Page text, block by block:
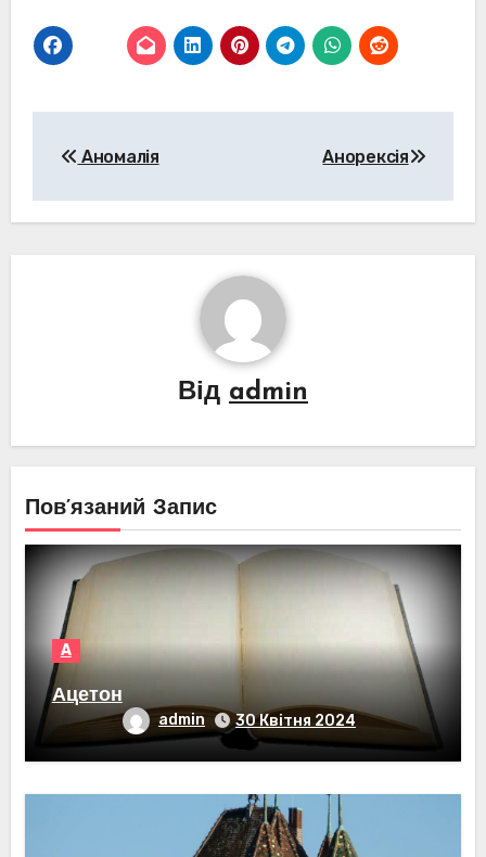
записів
Аномалія Анорексія
Від admin
Пов’язаний Запис
А
Ацетон
admin 30 Квітня 2024